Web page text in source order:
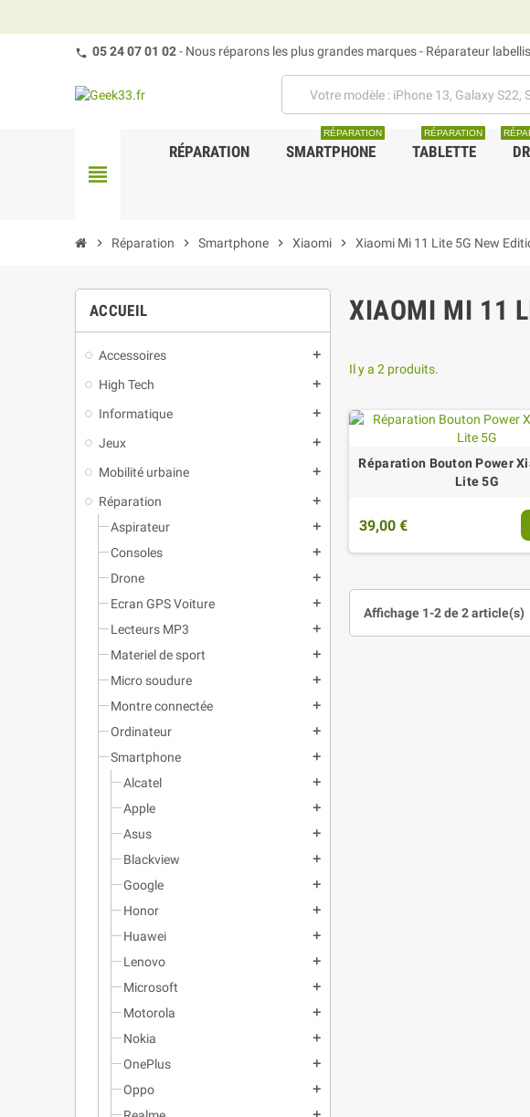
05 24 07 01 02- Nous réparons les plus grandes marques - Réparateur
view_headline
RÉPARATION SMARTPHONE
RÉPARATION
TABLETTE
RÉPARATION
chevron_right Réparation chevron_right Smartphone chevron_right Xiaomi chevron_right Xiaomi Mi 11 Lite 5G New
ACCUEIL
Accessoires add
High Tech add
Informatique add
Jeux add
Mobilité urbaine add
Réparation add
Aspirateur add
Consoles add
Drone add
Ecran GPS Voiture add
Lecteurs MP3 add
Materiel de sport add
Micro soudure add
Montre connectée add
Ordinateur add
Smartphone add
Alcatel add
Apple add
Asus add
Blackview add
Google add
Honor add
Huawei add
Lenovo add
Microsoft add
Motorola add
Nokia add
OnePlus add
Oppo add
XIAOMI MI 11
Il y a 2 produits.
Réparation Bouton Power
Lite 5G
39,00 €
Affichage 1-2 de 2 article(s)